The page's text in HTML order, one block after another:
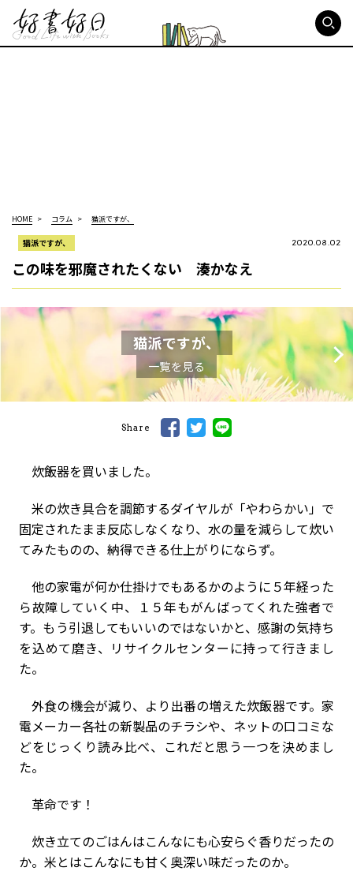
HOME コラム 猫派ですが、
猫派ですが、 2020.08.02
この味を邪魔されたくない 湊かなえ
猫派ですが、
一覧を見る
Share
炊飯器を買いました。
米の炊き具合を調節するダイヤルが「やわらかい」で
固定されたまま反応しなくなり、水の量を減らして炊い
てみたものの、納得できる仕上がりにならず。
他の家電が何か仕掛けでもあるかのように５年経った
ら故障していく中、１５年もがんばってくれた強者で
す。もう引退してもいいのではないかと、感謝の気持ち
を込めて磨き、リサイクルセンターに持って行きまし
た。
外食の機会が減り、より出番の増えた炊飯器です。家
電メーカー各社の新製品のチラシや、ネットの口コミな
どをじっくり読み比べ、これだと思う一つを決めまし
た。
革命です！
炊き立てのごはんはこんなにも心安らぐ香りだったの
か。米とはこんなにも甘く奥深い味だったのか。